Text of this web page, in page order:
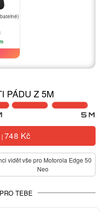
PÁDU Z 5M
| 748 Kč
vidět vše pro Motorola Edge 50
Neo
TEBE